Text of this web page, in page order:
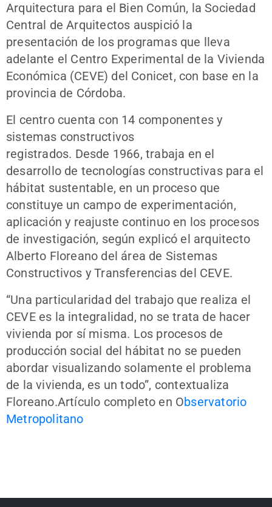
Arquitectura para el Bien Común, la Sociedad
Central de Arquitectos auspició la
presentación de los programas que lleva
adelante el Centro Experimental de la Vivienda
Económica (CEVE) del Conicet, con base en la
provincia de Córdoba.
El centro cuenta con 14 componentes y
sistemas constructivos
registrados. Desde 1966, trabaja en el
desarrollo de tecnologías constructivas para el
hábitat sustentable, en un proceso que
constituye un campo de experimentación,
aplicación y reajuste continuo en los procesos
de investigación, según explicó el arquitecto
Alberto Floreano del área de Sistemas
Constructivos y Transferencias del CEVE.
“Una particularidad del trabajo que realiza el
CEVE es la integralidad, no se trata de hacer
vivienda por sí misma. Los procesos de
producción social del hábitat no se pueden
abordar visualizando solamente el problema
de la vivienda, es un todo”, contextualiza
Floreano.Artículo completo en Observatorio
Metropolitano